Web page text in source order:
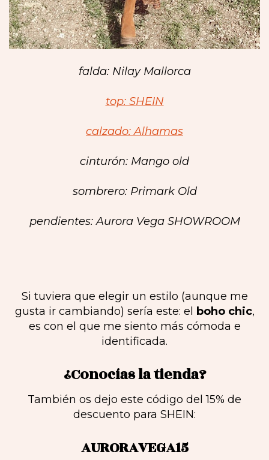
falda: Nilay Mallorca
top: SHEIN
calzado: Alhamas
cinturón: Mango old
sombrero: Primark Old
pendientes: Aurora Vega SHOWROOM
Si tuviera que elegir un estilo (aunque me
gusta ir cambiando) sería este: el
boho chic,
es con el que me siento más cómoda e
identificada.
¿Conocías la tienda?
También os dejo este código del 15% de
descuento para SHEIN:
AURORAVEGA15